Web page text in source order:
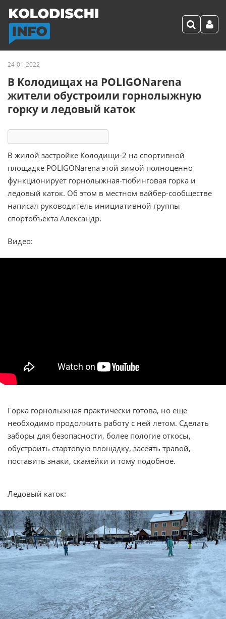
24-01-2022
В Колодищах на PОLIGONarena
жители обустроили горнолыжную
горку и ледовый каток
В жилой застройке Колодищи-2 на спортивной
площадке PОLIGONarena этой зимой полноценно
функционирует горнолыжная-тюбинговая горка и
ледовый каток. Об этом в местном вайбер-сообществе
написал руководитель инициативной группы
спортобъекта Александр.
Видео:
Горка горнолыжная практически готова, но еще
необходимо продолжить работу с ней летом. Сделать
заборы для безопасности, более пологие откосы,
обустроить стартовую площадку, засеять травой,
поставить знаки, скамейки и тому подобное.
Ледовый каток: